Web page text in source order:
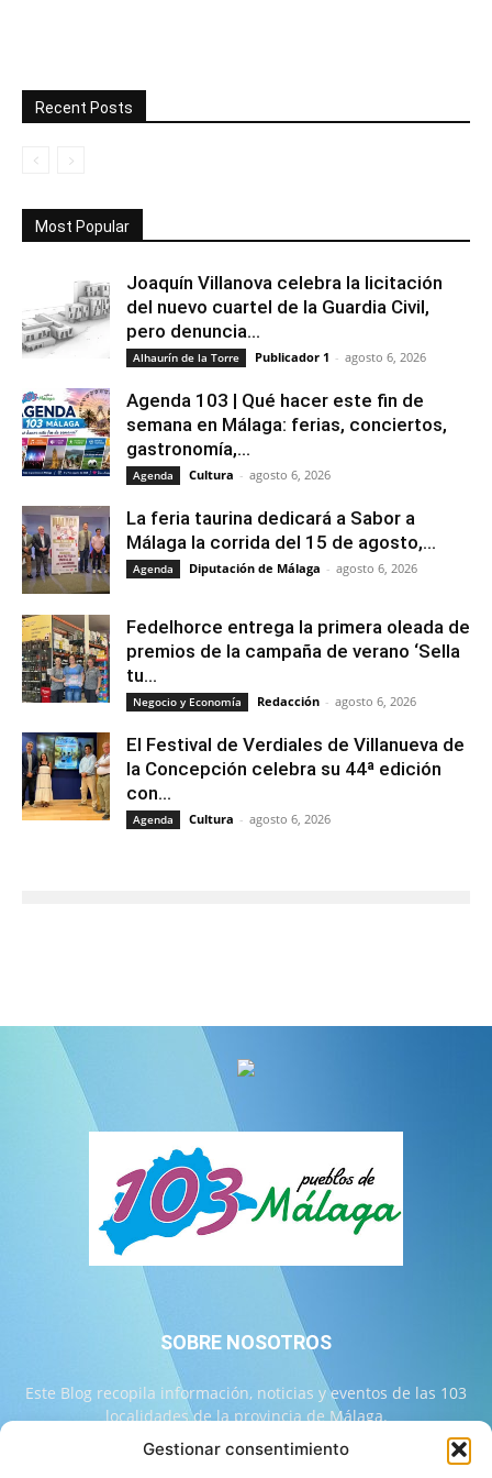
Gestionar consentimiento
Recent Posts
Most Popular
Joaquín Villanova celebra la licitación
del nuevo cuartel de la Guardia Civil,
pero denuncia...
Alhaurín de la Torre Publicador 1 - agosto 6, 2026
Agenda 103 | Qué hacer este fin de
semana en Málaga: ferias, conciertos,
gastronomía,...
Agenda Cultura - agosto 6, 2026
La feria taurina dedicará a Sabor a
Málaga la corrida del 15 de agosto,...
Agenda Diputación de Málaga - agosto 6, 2026
Fedelhorce entrega la primera oleada de
premios de la campaña de verano ‘Sella
tu...
Negocio y Economía Redacción - agosto 6, 2026
El Festival de Verdiales de Villanueva de
la Concepción celebra su 44ª edición
con...
Agenda Cultura - agosto 6, 2026
SOBRE NOSOTROS
Este Blog recopila información, noticias y eventos de las 103
localidades de la provincia de Málaga.
Contáctanos: info@103malaga.com